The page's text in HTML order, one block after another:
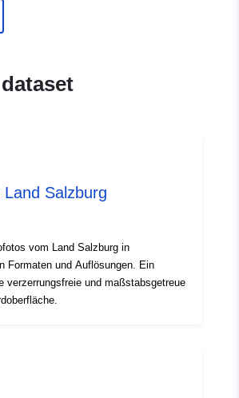
Salzburg
vom Land Salzburg in
Formaten und Auflösungen. Ein
verzerrungsfreie und maßstabsgetreue